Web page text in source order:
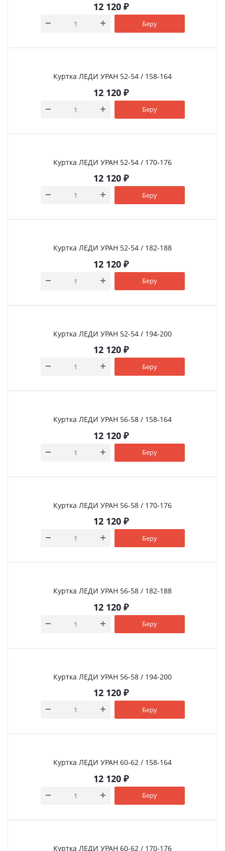
12 120₽
Беру
Куртка ЛЕДИ УРАН 52-54 / 158-164
12 120₽
Беру
Куртка ЛЕДИ УРАН 52-54 / 170-176
12 120₽
Беру
Куртка ЛЕДИ УРАН 52-54 / 182-188
12 120₽
Беру
Куртка ЛЕДИ УРАН 52-54 / 194-200
12 120₽
Беру
Куртка ЛЕДИ УРАН 56-58 / 158-164
12 120₽
Беру
Куртка ЛЕДИ УРАН 56-58 / 170-176
12 120₽
Беру
Куртка ЛЕДИ УРАН 56-58 / 182-188
12 120₽
Беру
Куртка ЛЕДИ УРАН 56-58 / 194-200
12 120₽
Беру
Куртка ЛЕДИ УРАН 60-62 / 158-164
12 120₽
Беру
Куртка ЛЕДИ УРАН 60-62 / 170-176